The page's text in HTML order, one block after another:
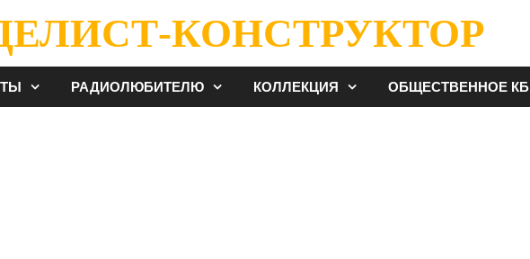
КОНСТРУКТОР
РАДИОЛЮБИТЕЛЮ КОЛЛЕКЦИЯ ОБЩЕСТВЕННОЕ КБ